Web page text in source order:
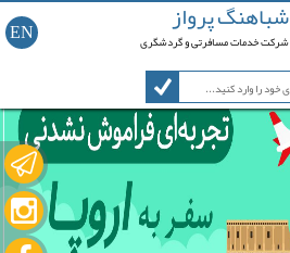
EN شباهنگ پرواز
شرکت خدمات مسافرتی و گردشگری